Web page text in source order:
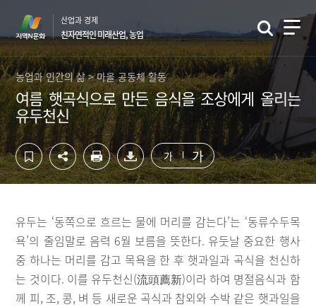
츠
영
역
바
로
가
기
영
역
바
로
가
기
산업과 경제
친자연적인 미래산업, 농업
농업과 인간의 삶 > 마을 공동체 활동
여름 햇곡식으로 만든 음식을 조상에게 올리는
유두천신
가 가
유두는 ‘동쪽으로 흐르는 물에 머리를 감는다’는 ‘동류수두목
욕’의 줄임말로 음력 6월 보름을 뜻한다. 유둣날 중요한 행사
중 하나는 머리를 감고 목욕을 한 후 햇과일과 곡식을 천신하
는 것이다. 이를 유두천신(流頭薦新)이라 하여 명절음식과 함
께 피, 조, 콩, 벼 등 새로운 곡식과 참외와 수박 같은 햇과일을